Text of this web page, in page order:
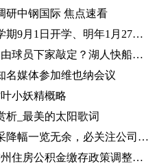
研中钢国际 焦点速看
海南中小学新校历来啦！下学期9月1日开学、明年1月27日放寒假|观焦点
【全球新要闻】期待！5大自由球员下家敲定？湖人快船或签全明星后卫
名媒体参加维也纳会议
小妖精概略
析_最美的太阳歌词
中成药大洗牌在即！首批集采降幅一览无余，必关注公司火线全揭秘，投资风险哪里藏？
当前快看：上限23948元！柳州住房公积金缴存政策调整，7月起执行